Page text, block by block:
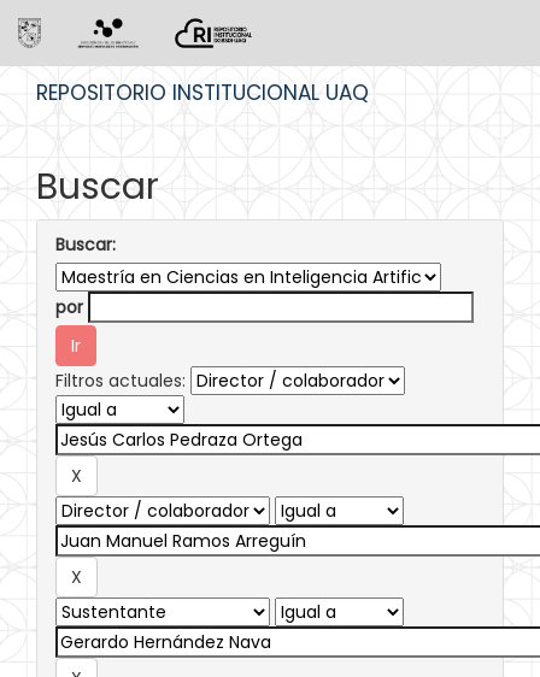
REPOSITORIO INSTITUCIONAL UAQ
Buscar
Buscar:
por
Filtros actuales: